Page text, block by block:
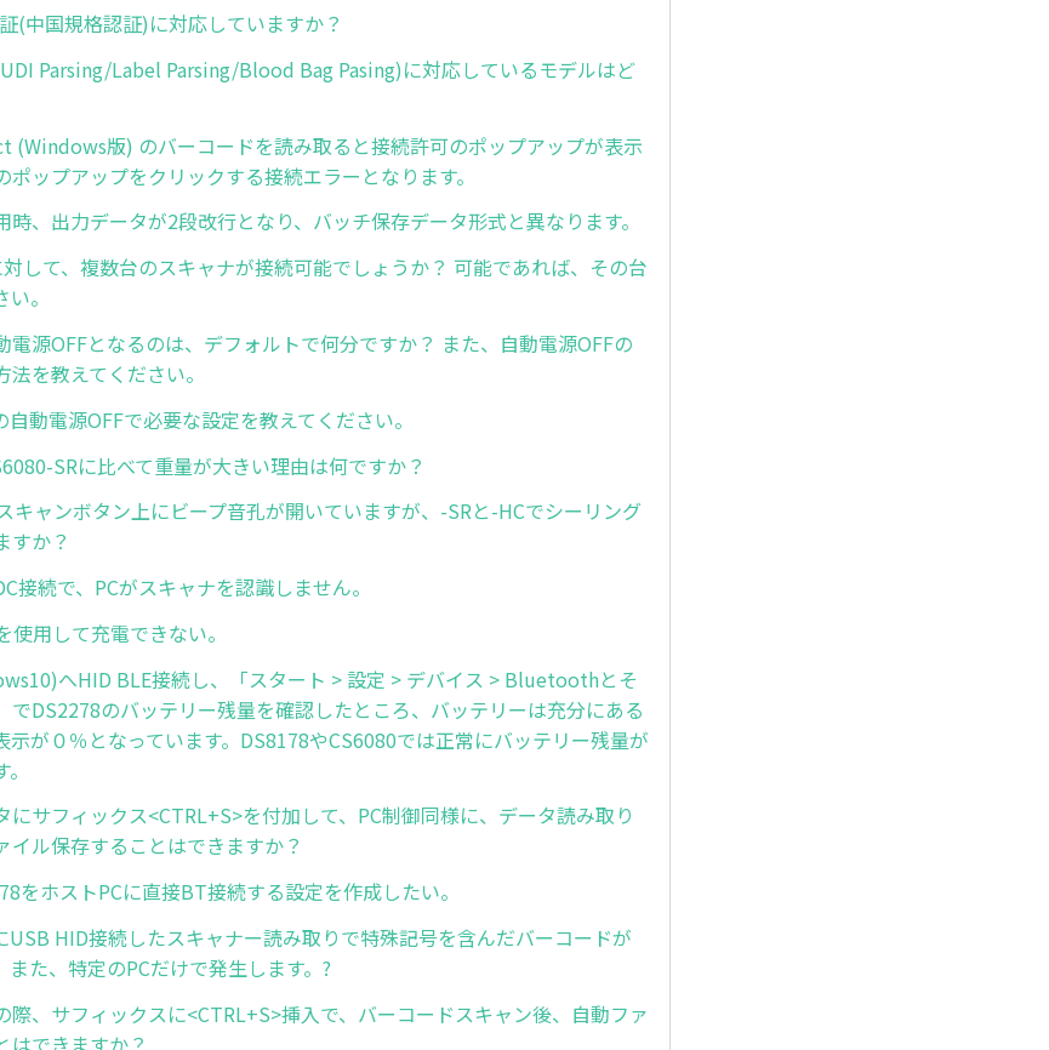
(中国規格認証)に対応していますか？
Parsing/Label Parsing/Blood Bag Pasing)に対応しているモデルはど
(Windows版) のバーコードを読み取ると接続許可のポップアップが表示
ポップアップをクリックする接続エラーとなります。
時、出力データが2段改行となり、バッチ保存データ形式と異なります。
して、複数台のスキャナが接続可能でしょうか？ 可能であれば、その台
。
電源OFFとなるのは、デフォルトで何分ですか？ また、自動電源OFFの
を教えてください。
動電源OFFで必要な設定を教えてください。
SRに比べて重量が大きい理由は何ですか？
キャンボタン上にビープ音孔が開いていますが、-SRと-HCでシーリング
すか？
接続で、PCがスキャナを認識しません。
用して充電できない。
へHID BLE接続し、「スタート > 設定 > デバイス > Bluetoothとそ
でDS2278のバッテリー残量を確認したところ、バッテリーは充分にある
示が０％となっています。DS8178やCS6080では正常にバッテリー残量が
にサフィックス<CTRL+S>を付加して、PC制御同様に、データ読み取り
イル保存することはできますか？
をホストPCに直接BT接続する設定を作成したい。
USB HID接続したスキャナー読み取りで特殊記号を含んだバーコードが
また、特定のPCだけで発生します。?
際、サフィックスに<CTRL+S>挿入で、バーコードスキャン後、自動ファ
はできますか？